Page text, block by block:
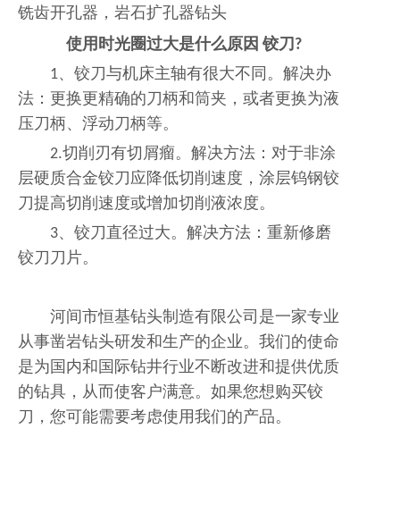
铣齿开孔器，岩石扩孔器钻头
使用时光圈过大是什么原因 铰刀?
1、铰刀与机床主轴有很大不同。解决办
法：更换更精确的刀柄和筒夹，或者更换为液
压刀柄、浮动刀柄等。
2.切削刃有切屑瘤。解决方法：对于非涂
层硬质合金铰刀应降低切削速度，涂层钨钢铰
刀提高切削速度或增加切削液浓度。
3、铰刀直径过大。解决方法：重新修磨
铰刀刀片。
河间市恒基钻头制造有限公司是一家专业
从事凿岩钻头研发和生产的企业。我们的使命
是为国内和国际钻井行业不断改进和提供优质
的钻具，从而使客户满意。如果您想购买铰
刀，您可能需要考虑使用我们的产品。